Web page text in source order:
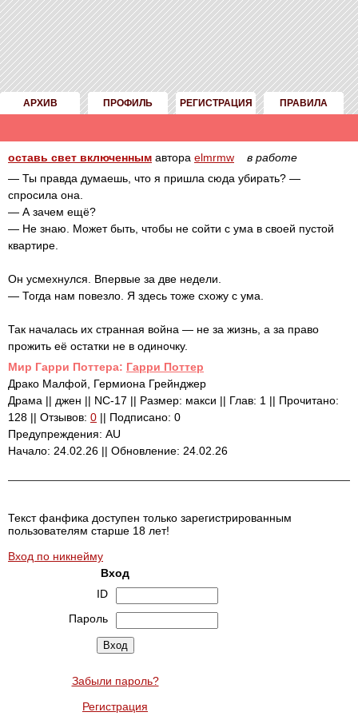
АРХИВ ПРОФИЛЬ РЕГИСТРАЦИЯ ПРАВИЛА
оставь свет включенным автора elmrmw
в работе
— Ты правда думаешь, что я пришла сюда убирать? —
спросила она.
— А зачем ещё?
— Не знаю. Может быть, чтобы не сойти с ума в своей пустой
квартире.
Он усмехнулся. Впервые за две недели.
— Тогда нам повезло. Я здесь тоже схожу с ума.
Так началась их странная война — не за жизнь, а за право
прожить её остатки не в одиночку.
Mир Гарри Поттера: Гарри Поттер
Драко Малфой, Гермиона Грейнджер
Драма || джен || NC-17 || Размер: макси || Глав: 1 || Прочитано:
128 || Отзывов: 0 || Подписано: 0
Предупреждения: AU
Начало: 24.02.26 || Обновление: 24.02.26
Текст фанфика доступен только зарегистрированным
пользователям старше 18 лет!
Вход по никнейму
Вход
ID
Пароль
Забыли пароль?
Регистрация